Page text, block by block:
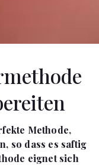
Methode,
so dass es saftig
eignet sich